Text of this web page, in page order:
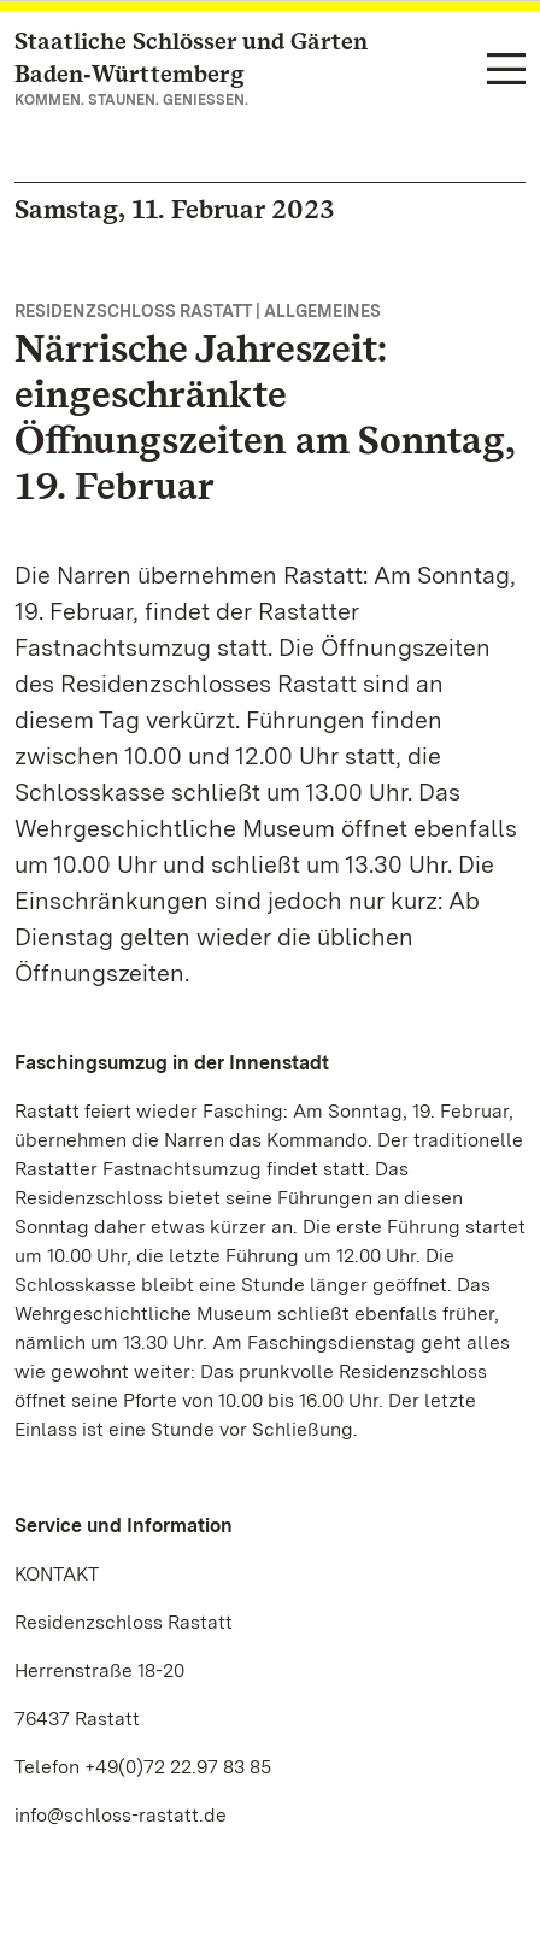
Zum Hauptinhalt springen
Staatliche Schlösser und Gärten
Baden‑Württemberg
KOMMEN. STAUNEN. GENIESSEN.
Samstag, 11. Februar 2023
RESIDENZSCHLOSS RASTATT | ALLGEMEINES
Närrische Jahreszeit:
eingeschränkte
Öffnungszeiten am Sonntag,
19. Februar
Die Narren übernehmen Rastatt: Am Sonntag,
19. Februar, findet der Rastatter
Fastnachtsumzug statt. Die Öffnungszeiten
des Residenzschlosses Rastatt sind an
diesem Tag verkürzt. Führungen finden
zwischen 10.00 und 12.00 Uhr statt, die
Schlosskasse schließt um 13.00 Uhr. Das
Wehrgeschichtliche Museum öffnet ebenfalls
um 10.00 Uhr und schließt um 13.30 Uhr. Die
Einschränkungen sind jedoch nur kurz: Ab
Dienstag gelten wieder die üblichen
Öffnungszeiten.
Faschingsumzug in der Innenstadt
Rastatt feiert wieder Fasching: Am Sonntag, 19. Februar,
übernehmen die Narren das Kommando. Der traditionelle
Rastatter Fastnachtsumzug findet statt. Das
Residenzschloss bietet seine Führungen an diesen
Sonntag daher etwas kürzer an. Die erste Führung startet
um 10.00 Uhr, die letzte Führung um 12.00 Uhr. Die
Schlosskasse bleibt eine Stunde länger geöffnet. Das
Wehrgeschichtliche Museum schließt ebenfalls früher,
nämlich um 13.30 Uhr. Am Faschingsdienstag geht alles
wie gewohnt weiter: Das prunkvolle Residenzschloss
öffnet seine Pforte von 10.00 bis 16.00 Uhr. Der letzte
Einlass ist eine Stunde vor Schließung.
Service und Information
KONTAKT
Residenzschloss Rastatt
Herrenstraße 18-20
76437 Rastatt
Telefon +49(0)72 22.97 83 85
info@schloss-rastatt.de